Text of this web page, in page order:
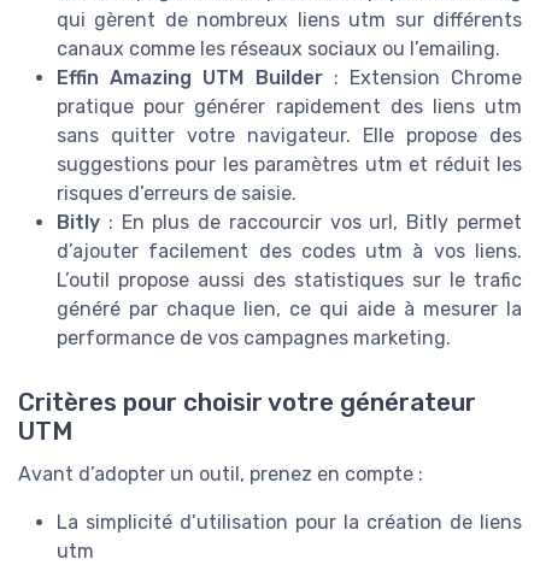
qui gèrent de nombreux liens utm sur différents
canaux comme les réseaux sociaux ou l’emailing.
Effin Amazing UTM Builder: Extension Chrome
pratique pour générer rapidement des liens utm
sans quitter votre navigateur. Elle propose des
suggestions pour les paramètres utm et réduit les
risques d’erreurs de saisie.
Bitly : En plus de raccourcir vos url, Bitly permet
d’ajouter facilement des codes utm à vos liens.
L’outil propose aussi des statistiques sur le trafic
généré par chaque lien, ce qui aide à mesurer la
performance de vos campagnes marketing.
Critères pour choisir votre générateur
UTM
Avant d’adopter un outil, prenez en compte :
La simplicité d’utilisation pour la création de liens
utm